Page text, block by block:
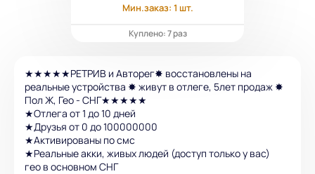
Мин.заказ: 1 шт.
Куплено: 7 раз
★★★★★РЕТРИВ и Авторег✸ восстановлены на
реальные устройства ✸ живут в отлеге, 5лет продаж ✸
Пол Ж, Гео - СНГ★★★★★
★Отлега от 1 до 10 дней
★Друзья от 0 до 100000000
★Активированы по смс
★Реальные акки, живых людей (доступ только у вас)
гео в основном СНГ